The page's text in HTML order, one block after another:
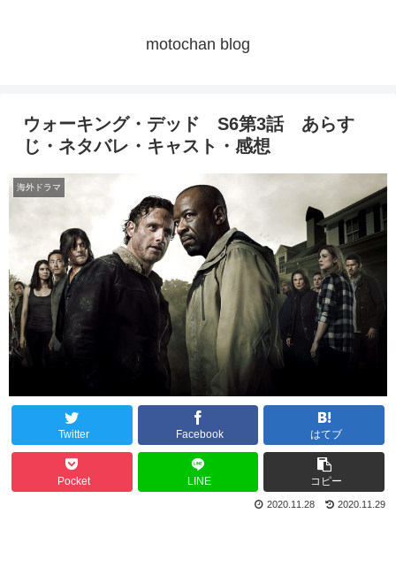
motochan blog
ウォーキング・デッド S6第3話 あらす
じ・ネタバレ・キャスト・感想
海外ドラマ
Twitter Facebook はてブ
Pocket LINE コピー
2020.11.29
2020.11.28